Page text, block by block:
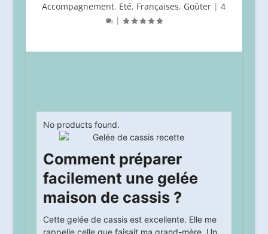
Accompagnement, Eté, Françaises, Goûter |4
|
No products found.
Comment préparer
facilement une gelée
maison de cassis ?
Cette gelée de cassis est excellente. Elle me
rappelle celle que faisait ma grand-mère. Un